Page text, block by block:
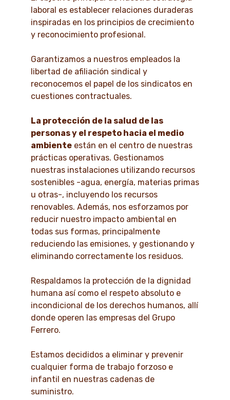
laboral es establecer relaciones duraderas
inspiradas en los principios de crecimiento
y reconocimiento profesional.
Garantizamos a nuestros empleados la
libertad de afiliación sindical y
reconocemos el papel de los sindicatos en
cuestiones contractuales.
La protección de la salud de las
personas y el respeto hacia el medio
ambiente están en el centro de nuestras
prácticas operativas. Gestionamos
nuestras instalaciones utilizando recursos
sostenibles -agua, energía, materias primas
u otras-, incluyendo los recursos
renovables. Además, nos esforzamos por
reducir nuestro impacto ambiental en
todas sus formas, principalmente
reduciendo las emisiones, y gestionando y
eliminando correctamente los residuos.
Respaldamos la protección de la dignidad
humana así como el respeto absoluto e
incondicional de los derechos humanos, allí
donde operen las empresas del Grupo
Ferrero.
Estamos decididos a eliminar y prevenir
cualquier forma de trabajo forzoso e
infantil en nuestras cadenas de
suministro.